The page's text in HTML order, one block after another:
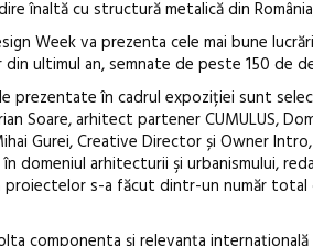
înaltă cu structură metalică din
Week va prezenta cele mai bune
ultimul an, semnate de peste 150 de
prezentate în cadrul expoziției sunt
Soare, arhitect partener CUMULUS,
Gurei, Creative Director și Owner
domeniul arhitecturii şi urbanismului,
proiectelor s-a făcut dintr-un număr